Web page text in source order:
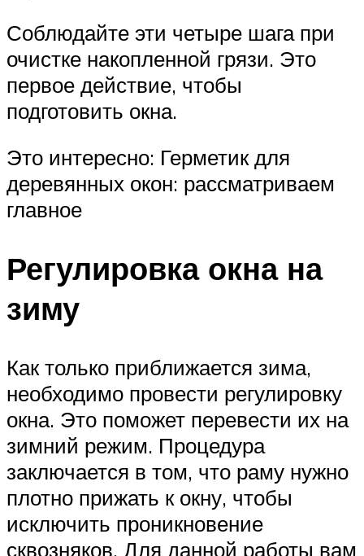
Соблюдайте эти четыре шага при
очистке накопленной грязи. Это
первое действие, чтобы
подготовить окна.
Это интересно: Герметик для
деревянных окон: рассматриваем
главное
Регулировка окна на
зиму
Как только приближается зима,
необходимо провести регулировку
окна. Это поможет перевести их на
зимний режим. Процедура
заключается в том, что раму нужно
плотно прижать к окну, чтобы
исключить проникновение
сквозняков. Для данной работы вам